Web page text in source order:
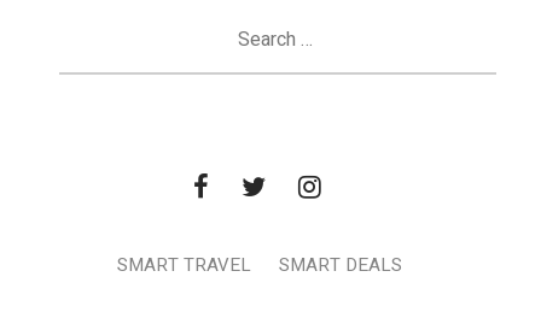
SMART TRAVEL SMART DEALS